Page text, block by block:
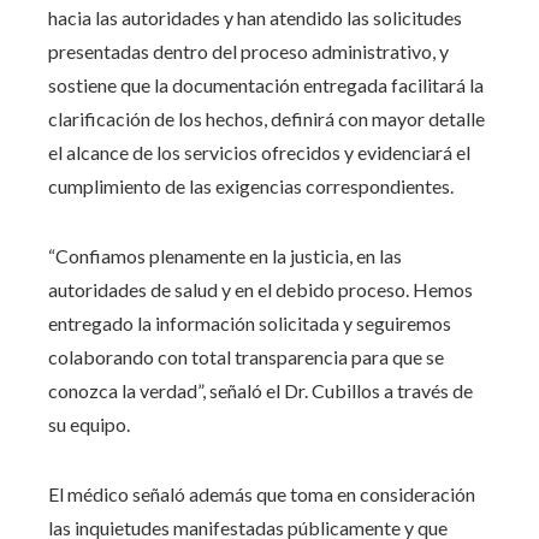
hacia las autoridades y han atendido las solicitudes
presentadas dentro del proceso administrativo, y
sostiene que la documentación entregada facilitará la
clarificación de los hechos, definirá con mayor detalle
el alcance de los servicios ofrecidos y evidenciará el
cumplimiento de las exigencias correspondientes.
“Confiamos plenamente en la justicia, en las
autoridades de salud y en el debido proceso. Hemos
entregado la información solicitada y seguiremos
colaborando con total transparencia para que se
conozca la verdad”, señaló el Dr. Cubillos a través de
su equipo.
El médico señaló además que toma en consideración
las inquietudes manifestadas públicamente y que